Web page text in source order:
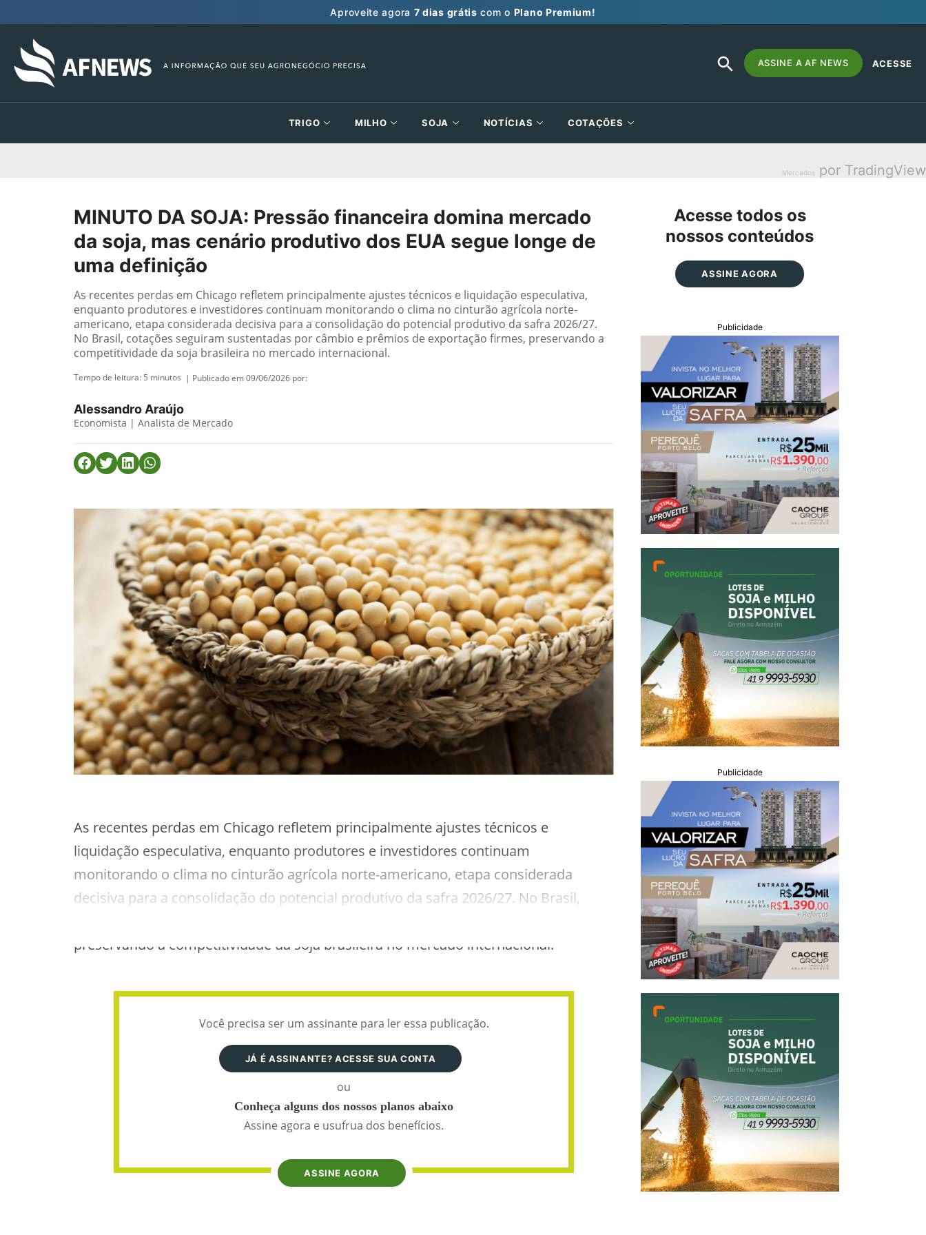
Aproveite agora 7 dias grátis com o Plano Premium!
Search
for:
SEARCH
BUTTON
ASSINE A AF NEWS ACESSE
TRIGO MILHO SOJA NOTÍCIAS COTAÇÕES
Mercados por TradingView
MINUTO DA SOJA: Pressão financeira domina mercado
da soja, mas cenário produtivo dos EUA segue longe de
uma definição
As recentes perdas em Chicago refletem principalmente ajustes técnicos e liquidação especulativa,
enquanto produtores e investidores continuam monitorando o clima no cinturão agrícola norte-
americano, etapa considerada decisiva para a consolidação do potencial produtivo da safra 2026/27.
No Brasil, cotações seguiram sustentadas por câmbio e prêmios de exportação firmes, preservando a
competitividade da soja brasileira no mercado internacional.
Tempo de leitura: 5 minutos | Publicado em 09/06/2026 por:
Alessandro Araújo
Economista | Analista de Mercado
As recentes perdas em Chicago refletem principalmente ajustes técnicos e
liquidação especulativa, enquanto produtores e investidores continuam
monitorando o clima no cinturão agrícola norte-americano, etapa considerada
decisiva para a consolidação do potencial produtivo da safra 2026/27. No Brasil,
preservando a competitividade da soja brasileira no mercado internacional.
Você precisa ser um assinante para ler essa publicação.
JÁ É ASSINANTE? ACESSE SUA CONTA
ou
Conheça alguns dos nossos planos abaixo
Assine agora e usufrua dos benefícios.
ASSINE AGORA
Acesse todos os
nossos conteúdos
ASSINE AGORA
Publicidade
Publicidade